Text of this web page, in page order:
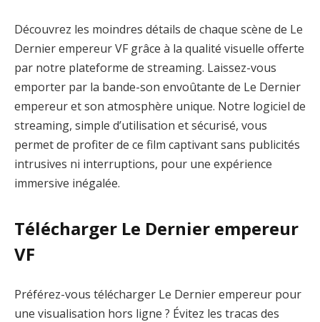
Découvrez les moindres détails de chaque scène de Le
Dernier empereur VF grâce à la qualité visuelle offerte
par notre plateforme de streaming. Laissez-vous
emporter par la bande-son envoûtante de Le Dernier
empereur et son atmosphère unique. Notre logiciel de
streaming, simple d’utilisation et sécurisé, vous
permet de profiter de ce film captivant sans publicités
intrusives ni interruptions, pour une expérience
immersive inégalée.
Télécharger Le Dernier empereur
VF
Préférez-vous télécharger Le Dernier empereur pour
une visualisation hors ligne ? Évitez les tracas des